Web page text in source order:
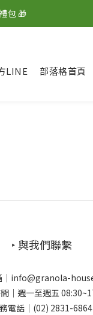
包 🎁
包 🎁
包 🎁
LINE 部落格首頁
‣ 與我們聯繫
｜info@granola-
｜週一至週五
電話｜(02) 2831-6864